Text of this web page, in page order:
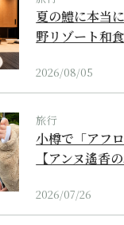
夏の鱧に本当
野リゾート和
2026/08/05
旅行
小樽で「アフ
【アンヌ遙香
2026/07/26